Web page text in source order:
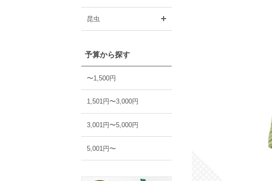
昆虫
予算から探す
〜1,500円
1,501円〜3,000円
3,001円〜5,000円
5,001円〜